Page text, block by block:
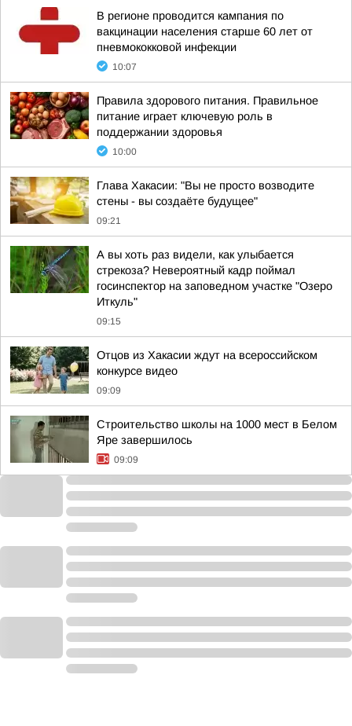
В регионе проводится кампания по
вакцинации населения старше 60 лет от
пневмококковой инфекции
10:07
Правила здорового питания. Правильное
питание играет ключевую роль в
поддержании здоровья
10:00
Глава Хакасии: "Вы не просто возводите
стены - вы создаёте будущее"
09:21
А вы хоть раз видели, как улыбается
стрекоза? Невероятный кадр поймал
госинспектор на заповедном участке "Озеро
Иткуль"
09:15
Отцов из Хакасии ждут на всероссийском
конкурсе видео
09:09
Строительство школы на 1000 мест в Белом
Яре завершилось
09:09